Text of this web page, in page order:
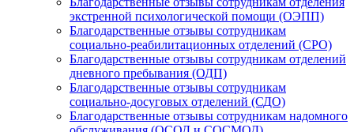
экстренной психологической помощи (ОЭПП)
Благодарственные отзывы сотрудникам
социально-реабилитационных отделений (СРО)
Благодарственные отзывы сотрудникам отделений
дневного пребывания (ОДП)
Благодарственные отзывы сотрудникам
социально-досуговых отделений (СДО)
Благодарственные отзывы сотрудникам надомного